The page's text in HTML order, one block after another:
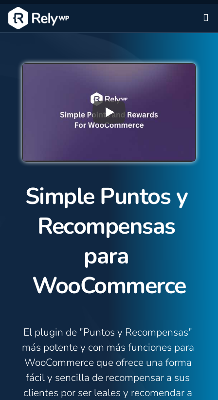
Simple Puntos y
Recompensas
para
WooCommerce
El plugin de "Puntos y Recompensas"
más potente y con más funciones para
WooCommerce que ofrece una forma
fácil y sencilla de recompensar a sus
clientes por ser leales y recomendar a